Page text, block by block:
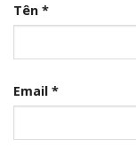
Tên *
Email *